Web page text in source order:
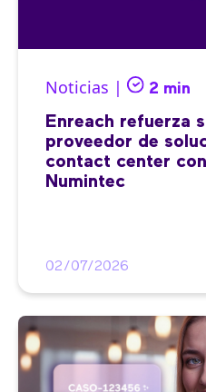
Noticias | 2 min
Enreach refuerza
proveedor de
contact center
Numintec
02/07/2026